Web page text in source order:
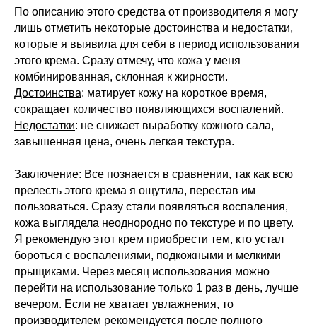
По описанию этого средства от производителя я могу
лишь отметить некоторые достоинства и недостатки,
которые я выявила для себя в период использования
этого крема. Сразу отмечу, что кожа у меня
комбинированная, склонная к жирности.
Достоинства: матирует кожу на короткое время,
сокращает количество появляющихся воспалений.
Недостатки: не снижает выработку кожного сала,
завышенная цена, очень легкая текстура.
Заключение: Все познается в сравнении, так как всю
прелесть этого крема я ощутила, перестав им
пользоваться. Сразу стали появляться воспаления,
кожа выглядела неоднородно по текстуре и по цвету.
Я рекомендую этот крем приобрести тем, кто устал
бороться с воспалениями, подкожными и мелкими
прыщиками. Через месяц использования можно
перейти на использование только 1 раз в день, лучше
вечером. Если не хватает увлажнения, то
производителем рекомендуется после полного